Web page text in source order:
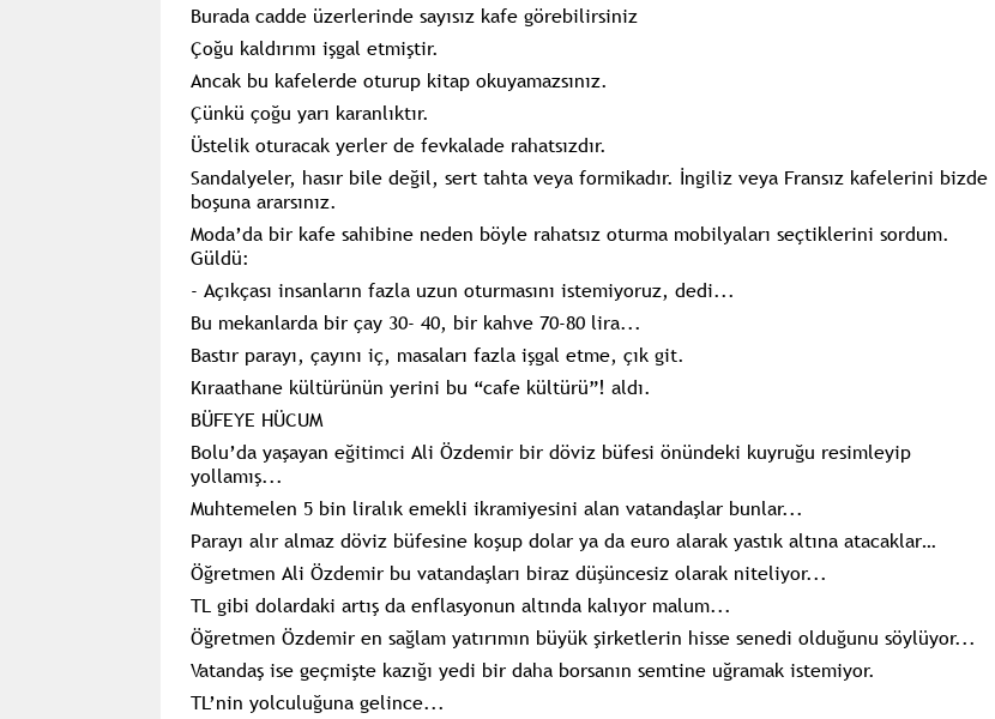
Burada cadde üzerlerinde sayısız kafe görebilirsiniz
Çoğu kaldırımı işgal etmiştir.
Ancak bu kafelerde oturup kitap okuyamazsınız.
Çünkü çoğu yarı karanlıktır.
Üstelik oturacak yerler de fevkalade rahatsızdır.
Sandalyeler, hasır bile değil, sert tahta veya formikadır. İngiliz veya Fransız kafelerini bizde
boşuna ararsınız.
Moda’da bir kafe sahibine neden böyle rahatsız oturma mobilyaları seçtiklerini sordum.
Güldü:
- Açıkçası insanların fazla uzun oturmasını istemiyoruz, dedi...
Bu mekanlarda bir çay 30- 40, bir kahve 70-80 lira...
Bastır parayı, çayını iç, masaları fazla işgal etme, çık git.
Kıraathane kültürünün yerini bu “cafe kültürü”! aldı.
BÜFEYE HÜCUM
Bolu’da yaşayan eğitimci Ali Özdemir bir döviz büfesi önündeki kuyruğu resimleyip
yollamış...
Muhtemelen 5 bin liralık emekli ikramiyesini alan vatandaşlar bunlar...
Parayı alır almaz döviz büfesine koşup dolar ya da euro alarak yastık altına atacaklar…
Öğretmen Ali Özdemir bu vatandaşları biraz düşüncesiz olarak niteliyor...
TL gibi dolardaki artış da enflasyonun altında kalıyor malum...
Öğretmen Özdemir en sağlam yatırımın büyük şirketlerin hisse senedi olduğunu söylüyor...
Vatandaş ise geçmişte kazığı yedi bir daha borsanın semtine uğramak istemiyor.
TL’nin yolculuğuna gelince...